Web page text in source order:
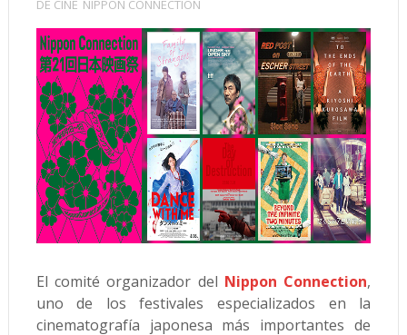
DE CINE NIPPON CONNECTION
El comité organizador del Nippon Connection,
uno de los festivales especializados en la
cinematografía japonesa más importantes de